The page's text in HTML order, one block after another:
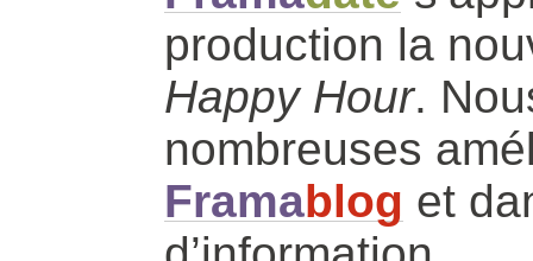
production la
Happy Hour.
nombreuses
Framablog et